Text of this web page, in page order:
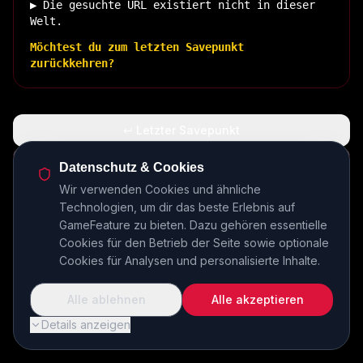
▶ Die gesuchte URL existiert nicht in dieser
Welt.
Möchtest du zum letzten Savepunkt
zurückkehren?
🏠 Zurück zur Basis
INSERT COIN TO CONTINUE...
Datenschutz & Cookies
Wir verwenden Cookies und ähnliche
Technologien, um dir das beste Erlebnis auf
GameFeature zu bieten. Dazu gehören essentielle
Cookies für den Betrieb der Seite sowie optionale
Cookies für Analysen und personalisierte Inhalte.
Details anzeigen
Alle ablehnen Alle akzeptieren